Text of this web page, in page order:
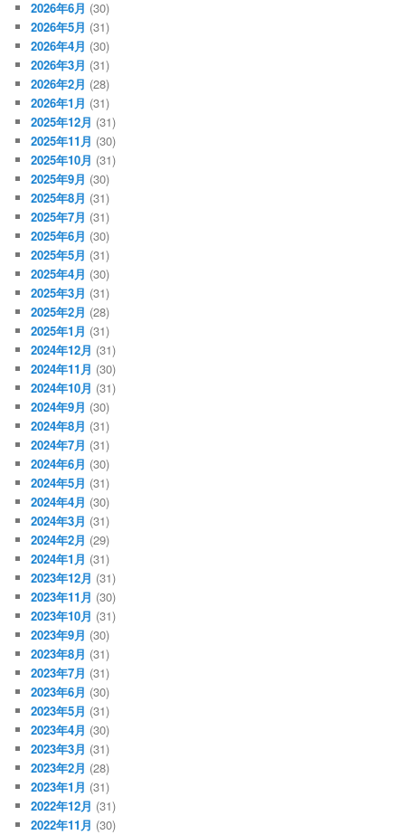
2026年6月 (30)
2026年5月 (31)
2026年4月 (30)
2026年3月 (31)
2026年2月 (28)
2026年1月 (31)
2025年12月 (31)
2025年11月 (30)
2025年10月 (31)
2025年9月 (30)
2025年8月 (31)
2025年7月 (31)
2025年6月 (30)
2025年5月 (31)
2025年4月 (30)
2025年3月 (31)
2025年2月 (28)
2025年1月 (31)
2024年12月 (31)
2024年11月 (30)
2024年10月 (31)
2024年9月 (30)
2024年8月 (31)
2024年7月 (31)
2024年6月 (30)
2024年5月 (31)
2024年4月 (30)
2024年3月 (31)
2024年2月 (29)
2024年1月 (31)
2023年12月 (31)
2023年11月 (30)
2023年10月 (31)
2023年9月 (30)
2023年8月 (31)
2023年7月 (31)
2023年6月 (30)
2023年5月 (31)
2023年4月 (30)
2023年3月 (31)
2023年2月 (28)
2023年1月 (31)
2022年12月 (31)
2022年11月 (30)